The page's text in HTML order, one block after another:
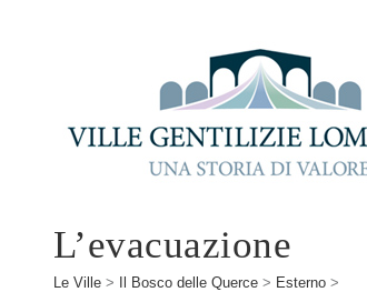
L’evacuazione
Le Ville> Il Bosco delle Querce> Esterno>